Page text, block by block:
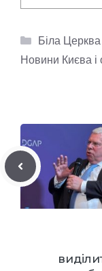
Категорії
Біла
Новини Києва і